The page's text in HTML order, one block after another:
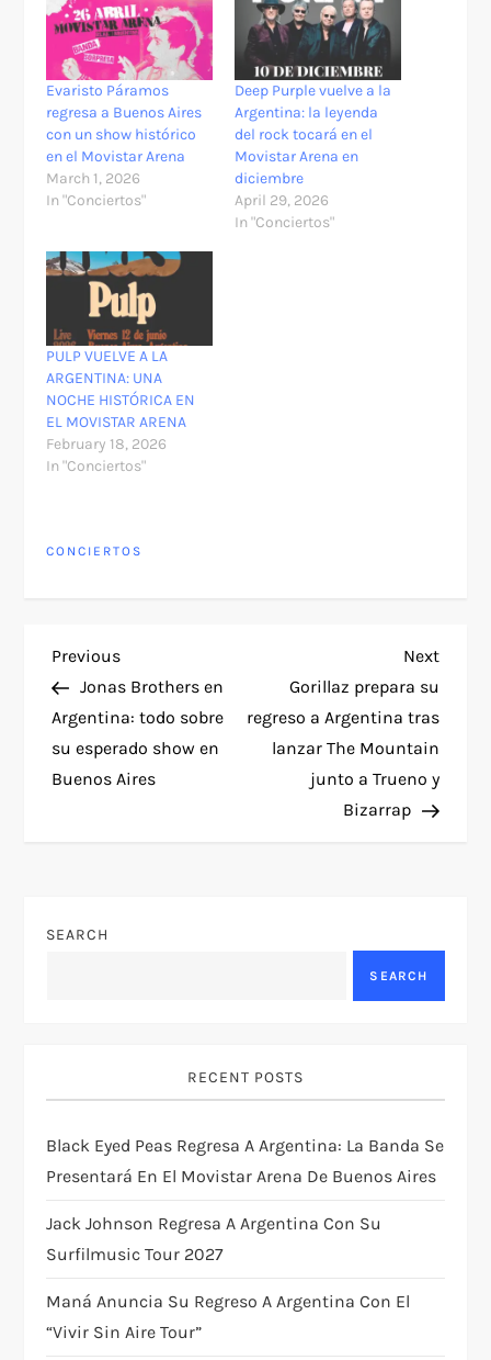
Evaristo Páramos
regresa a Buenos Aires
con un show histórico
en el Movistar Arena
March 1, 2026
In "Conciertos"
Deep Purple vuelve a la
Argentina: la leyenda
del rock tocará en el
Movistar Arena en
diciembre
April 29, 2026
In "Conciertos"
PULP VUELVE A LA
ARGENTINA: UNA
NOCHE HISTÓRICA EN
EL MOVISTAR ARENA
February 18, 2026
In "Conciertos"
CONCIERTOS
P
o
s
a
a
t
i
o
n
Previous
Post
Previous
Jonas Brothers en
Argentina: todo sobre
su esperado show en
Buenos Aires
Next
Next
Gorillaz prepara su
regreso a Argentina tras
lanzar The Mountain
junto a Trueno y
Bizarrap
SEARCH
SEARCH
RECENT POSTS
Black Eyed Peas Regresa A Argentina: La Banda Se
Presentará En El Movistar Arena De Buenos Aires
Jack Johnson Regresa A Argentina Con Su
Surfilmusic Tour 2027
Maná Anuncia Su Regreso A Argentina Con El
“Vivir Sin Aire Tour”